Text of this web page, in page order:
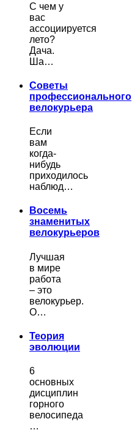
С чем у
вас
ассоциируется
лето?
Дача.
Ша…
Советы
профессионального
велокурьера
Если
вам
когда-
нибудь
приходилось
наблюд…
Восемь
знаменитых
велокурьеров
Лучшая
в мире
работа
– это
велокурьер.
О…
Теория
эволюции
6
основных
дисциплин
горного
велосипеда
…